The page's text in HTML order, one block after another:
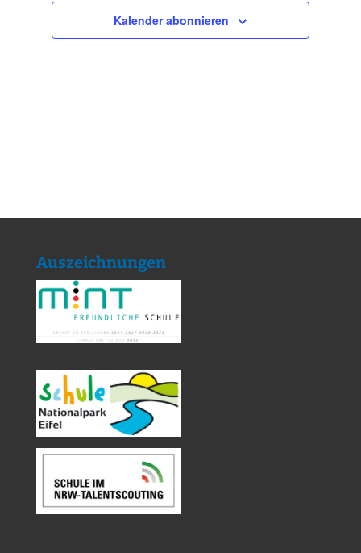
Kalender abonnieren
Auszeichnungen